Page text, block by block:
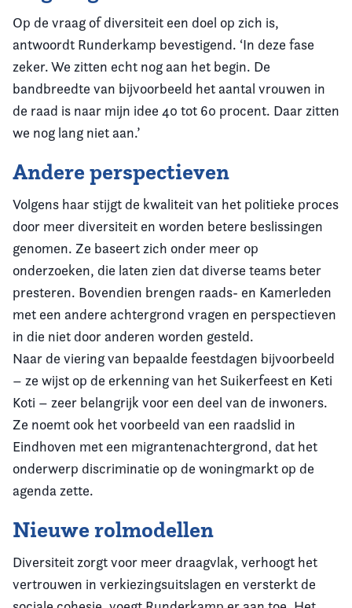
Op de vraag of diversiteit een doel op zich is,
antwoordt Runderkamp bevestigend. ‘In deze fase
zeker. We zitten echt nog aan het begin. De
bandbreedte van bijvoorbeeld het aantal vrouwen in
de raad is naar mijn idee 40 tot 60 procent. Daar zitten
we nog lang niet aan.’
Andere perspectieven
Volgens haar stijgt de kwaliteit van het politieke proces
door meer diversiteit en worden betere beslissingen
genomen. Ze baseert zich onder meer op
onderzoeken, die laten zien dat diverse teams beter
presteren. Bovendien brengen raads- en Kamerleden
met een andere achtergrond vragen en perspectieven
in die niet door anderen worden gesteld.
Naar de viering van bepaalde feestdagen bijvoorbeeld
– ze wijst op de erkenning van het Suikerfeest en Keti
Koti – zeer belangrijk voor een deel van de inwoners.
Ze noemt ook het voorbeeld van een raadslid in
Eindhoven met een migrantenachtergrond, dat het
onderwerp discriminatie op de woningmarkt op de
agenda zette.
Nieuwe rolmodellen
Diversiteit zorgt voor meer draagvlak, verhoogt het
vertrouwen in verkiezingsuitslagen en versterkt de